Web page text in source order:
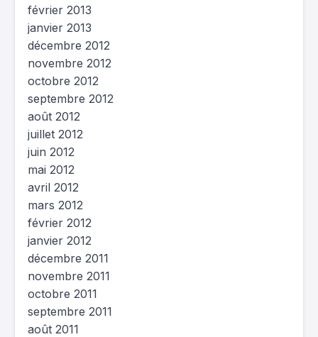
février 2013
janvier 2013
décembre 2012
novembre 2012
octobre 2012
septembre 2012
août 2012
juillet 2012
juin 2012
mai 2012
avril 2012
mars 2012
février 2012
janvier 2012
décembre 2011
novembre 2011
octobre 2011
septembre 2011
août 2011